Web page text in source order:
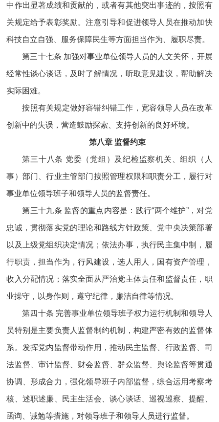
中作出显著成绩和贡献的，或者有其他突出事迹的，按照有
关规定给予表彰奖励。注意引导和促进领导人员在推动加快
科技自立自强、服务保障民生等方面担当作为、履职尽责。
第三十七条 加强对事业单位领导人员的人文关怀，开展
经常性谈心谈话，及时了解情况，听取意见建议，帮助解决
实际困难。
按照有关规定做好容错纠错工作，宽容领导人员在改革
创新中的失误，营造鼓励探索、支持创新的良好环境。
第八章 监督约束
第三十八条 党委（党组）及纪检监察机关、组织（人
事）部门、行业主管部门按照管理权限和职责分工，履行对
事业单位领导班子和领导人员的监督责任。
第三十九条 监督的重点内容是：践行“两个维护”，对党
忠诚，贯彻落实党的理论和路线方针政策、党中央决策部署
以及上级党组织决定情况；依法办事，执行民主集中制，履
行职责，担当作为，行风建设，选人用人，国有资产管理，
收入分配情况；落实全面从严治党主体责任和监督责任，职
业操守，以身作则，遵守纪律，廉洁自律等情况。
第四十条 完善事业单位领导班子权力运行机制和领导人
员特别是主要负责人监督制约机制，构建严密有效的监督体
系。发挥党内监督带动作用，推动民主监督、行政监督、司
法监督、审计监督、财会监督、群众监督、舆论监督等贯通
协调、形成合力，强化领导班子内部监督，综合运用考察考
核、述职述廉、民主生活会、谈心谈话、巡视巡察、提醒、
函询、诫勉等措施，对领导班子和领导人员进行监督。